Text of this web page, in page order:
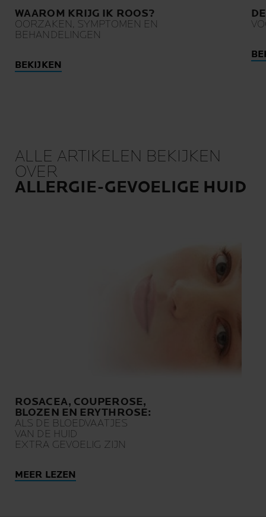
WAAROM KRIJG IK ROOS?
OORZAKEN, SYMPTOMEN EN
BEHANDELINGEN
BEKIJKEN
ALLE ARTIKELEN BEKIJKEN
OVER
ALLERGIE-GEVOELIGE HUID
ROSACEA, COUPEROSE,
BLOZEN EN ERYTHROSE:
ALS DE BLOEDVAATJES
VAN DE HUID
EXTRA GEVOELIG ZIJN
MEER LEZEN